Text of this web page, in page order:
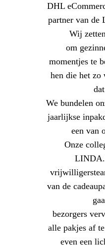
DHL
partner van
Wij
om
momentjes te
hen die het zo
We bundelen
jaarlijkse
een van
Onze
van de
bezorgers
alle pakjes af
even een